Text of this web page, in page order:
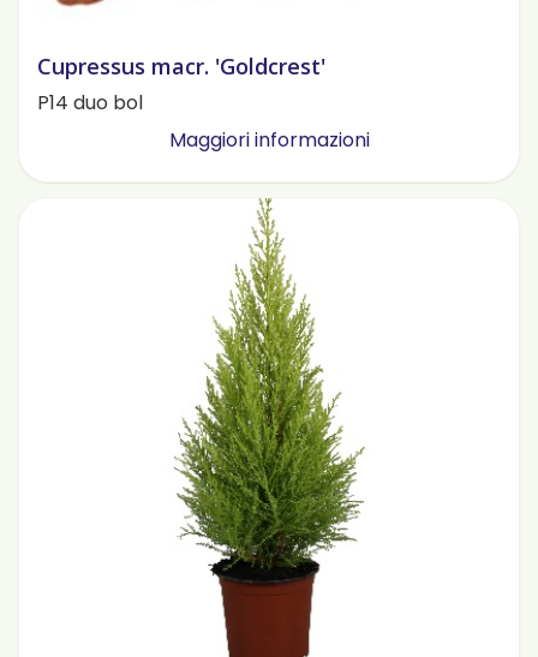
Cupressus macr. 'Goldcrest'
P14 duo bol
Maggiori informazioni